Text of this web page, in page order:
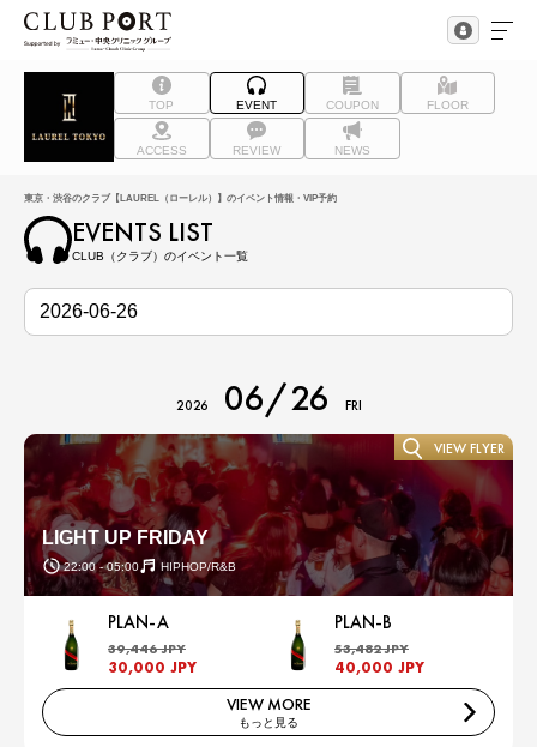
TOP EVENT COUPON FLOOR
ACCESS REVIEW NEWS
東京・渋谷のクラブ【LAUREL（ローレル）】のイベント情報・VIP予約
EVENTS LIST
CLUB（クラブ）のイベント一覧
2026 06/26 FRI
LIGHT UP FRIDAY
22:00 - 05:00 HIPHOP/R&B
VIEW FLYER
PLAN-A
39,446 JPY
30,000 JPY
PLAN-B
53,482 JPY
40,000 JPY
VIEW MORE
もっと見る